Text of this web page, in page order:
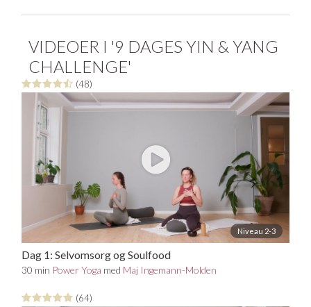
Sådan gør du
hver anden dag. Følg denne challenge i ni dage, hvor du
hver anden dag ruller yogamåtten ud og bliver guidet til
en ny yin/yang praksis.
VIDEOER I '9 DAGES YIN & YANG
CHALLENGE'
(48)
Niveau 2-3
Dag 1: Selvomsorg og Soulfood
30 min Power Yoga med Maj Ingemann-Molden
(64)